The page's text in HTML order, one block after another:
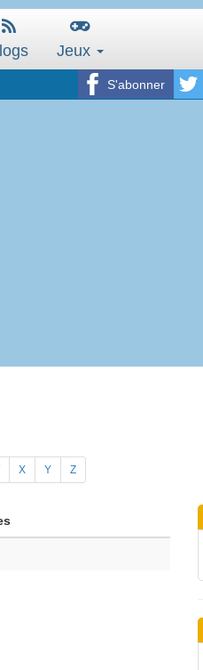
Jeux
S'abonner
X Y Z